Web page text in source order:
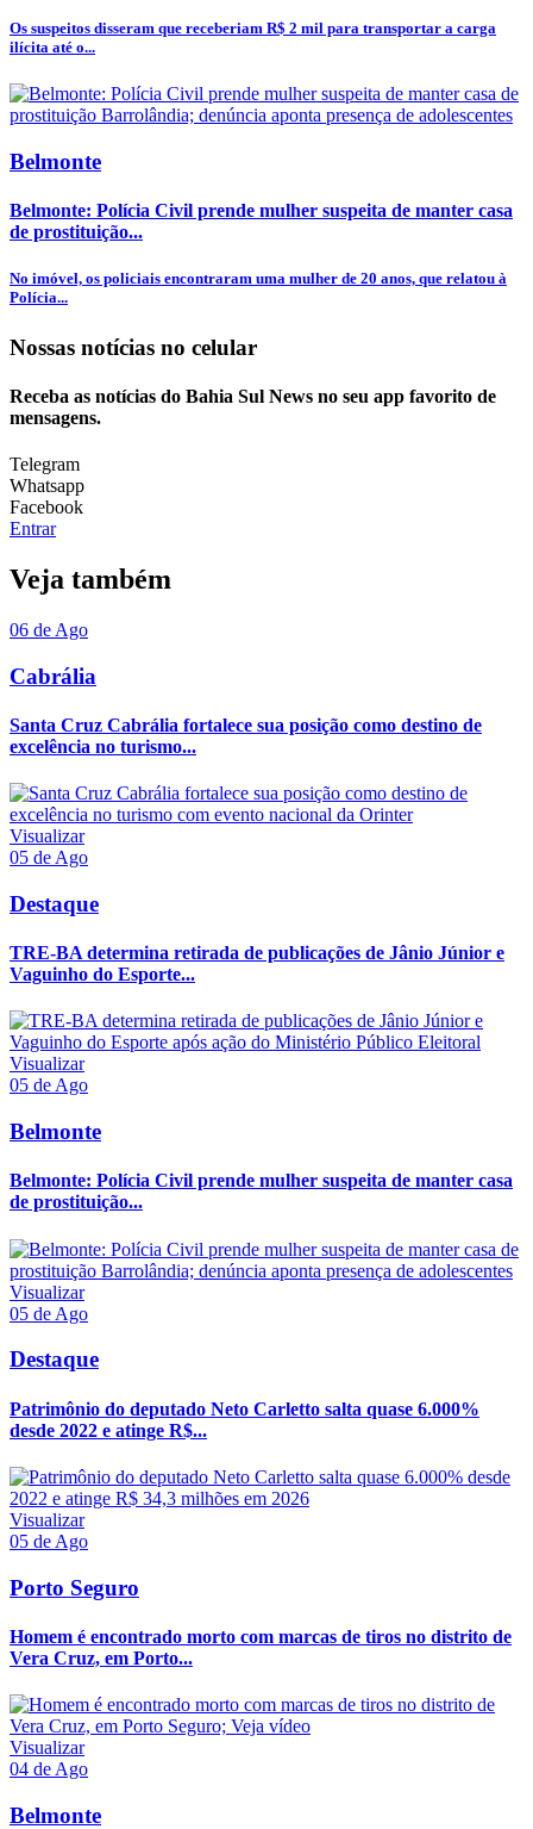
Os suspeitos disseram que receberiam R$ 2 mil para transportar a carga
ilícita até o...
Belmonte
Belmonte: Polícia Civil prende mulher suspeita de manter casa
de prostituição...
No imóvel, os policiais encontraram uma mulher de 20 anos, que relatou à
Polícia...
Nossas notícias no celular
Receba as notícias do Bahia Sul News no seu app favorito de
mensagens.
Telegram
Whatsapp
Facebook
Entrar
Veja também
06 de Ago
Cabrália
Santa Cruz Cabrália fortalece sua posição como destino de
excelência no turismo...
Visualizar
05 de Ago
Destaque
TRE-BA determina retirada de publicações de Jânio Júnior e
Vaguinho do Esporte...
Visualizar
05 de Ago
Belmonte
Belmonte: Polícia Civil prende mulher suspeita de manter casa
de prostituição...
Visualizar
05 de Ago
Destaque
Patrimônio do deputado Neto Carletto salta quase 6.000%
desde 2022 e atinge R$...
Visualizar
05 de Ago
Porto Seguro
Homem é encontrado morto com marcas de tiros no distrito de
Vera Cruz, em Porto...
Visualizar
04 de Ago
Belmonte